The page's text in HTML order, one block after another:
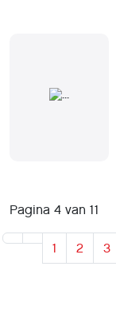
Pagina 4 van 11
1 2 3